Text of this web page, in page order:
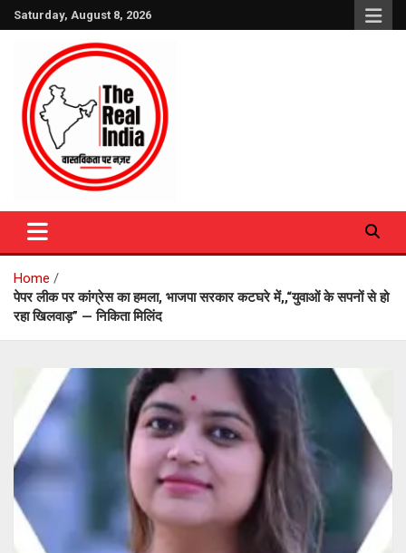
Skip
to
Saturday, August 8, 2026
The Real India
Home
पेपर लीक पर कांग्रेस का हमला, भाजपा सरकार कटघरे में,,“युवाओं के सपनों से हो
रहा खिलवाड़” — निकिता मिलिंद